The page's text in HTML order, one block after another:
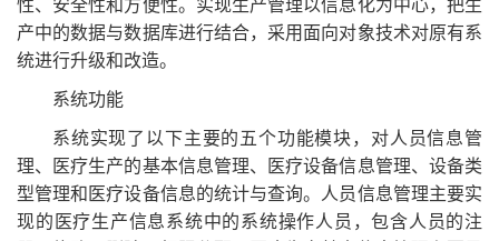
性、安全性和方便性。实现生产管理以信息化为中心，把生
产中的数据与数据库进行结合，采用面向对象技术对原有系
统进行升级和改造。
系统功能
系统实现了以下主要的五个功能模块，对人员信息管
理、医疗生产的基本信息管理、医疗设备信息管理、设备类
型管理和医疗设备信息的统计与查询。人员信息管理主要实
现的医疗生产信息系统中的系统操作人员，包含人员的注